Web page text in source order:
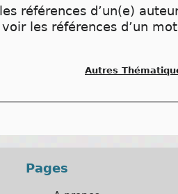
références d’un(e)
voir les références d’un
Autres
Pages